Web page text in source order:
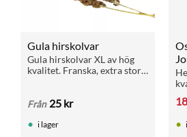
Gula hirskolvar
Gula hirskolvar XL av hög
kvalitet. Franska, extra stora
papegojor. Bra som
Från 25 kr
i lager